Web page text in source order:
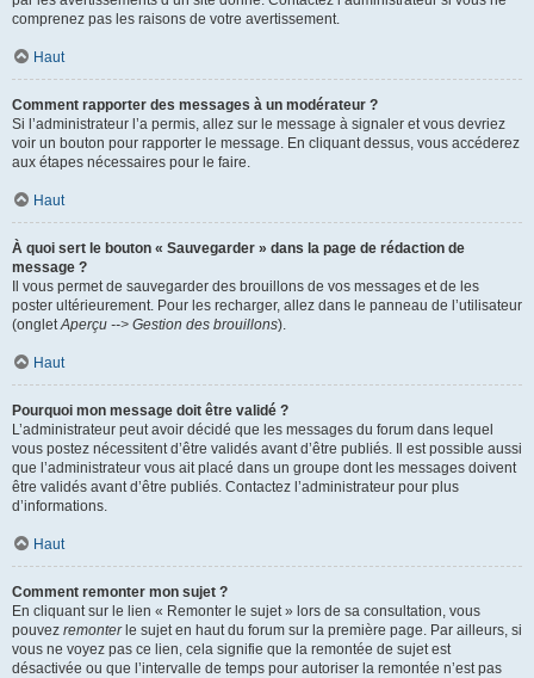
comprenez pas les raisons de votre avertissement.
Haut
Comment rapporter des messages à un modérateur ?
Si l’administrateur l’a permis, allez sur le message à signaler et vous devriez
voir un bouton pour rapporter le message. En cliquant dessus, vous accéderez
aux étapes nécessaires pour le faire.
Haut
À quoi sert le bouton « Sauvegarder » dans la page de rédaction de
message ?
Il vous permet de sauvegarder des brouillons de vos messages et de les
poster ultérieurement. Pour les recharger, allez dans le panneau de l’utilisateur
(ongletAperçu --> Gestion des brouillons).
Haut
Pourquoi mon message doit être validé ?
L’administrateur peut avoir décidé que les messages du forum dans lequel
vous postez nécessitent d’être validés avant d’être publiés. Il est possible aussi
que l’administrateur vous ait placé dans un groupe dont les messages doivent
être validés avant d’être publiés. Contactez l’administrateur pour plus
d’informations.
Haut
Comment remonter mon sujet ?
En cliquant sur le lien « Remonter le sujet » lors de sa consultation, vous
pouvez remonterle sujet en haut du forum sur la première page. Par ailleurs, si
vous ne voyez pas ce lien, cela signifie que la remontée de sujet est
désactivée ou que l’intervalle de temps pour autoriser la remontée n’est pas